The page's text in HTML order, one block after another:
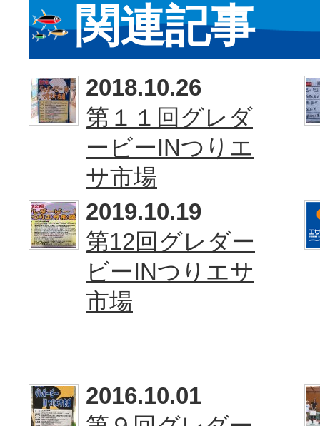
関連記事
2018.10.26
第１１回グレダ
ービーINつりエ
サ市場
2019.10.19
第12回グレダー
ビーINつりエサ
市場
2016.10.01